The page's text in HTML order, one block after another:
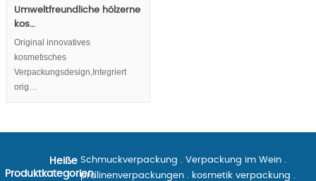
Umweltfreundliche hölzerne
kos…
Original innovatives
kosmetisches
Verpackungsdesign,Integriert
orig…
Heiße
Produktkategorien:
Schmuckverpackung . Verpackung im Wein .
pralinenverpackungen . kosmetik verpackung .